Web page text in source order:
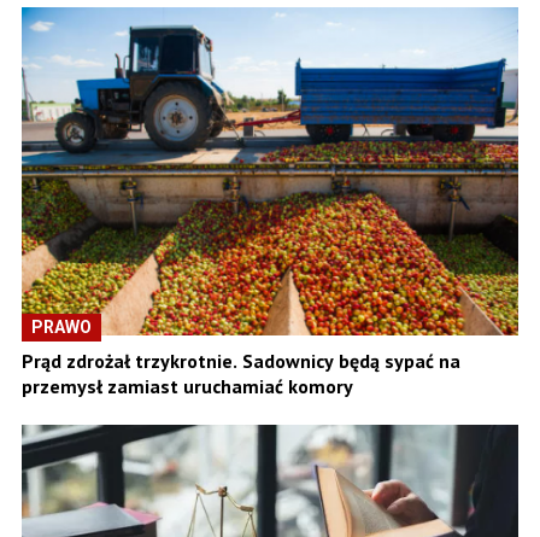
PRAWO
Prąd zdrożał trzykrotnie. Sadownicy będą sypać na
przemysł zamiast uruchamiać komory